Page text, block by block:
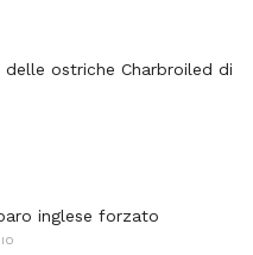
ostriche Charbroiled di
inglese forzato